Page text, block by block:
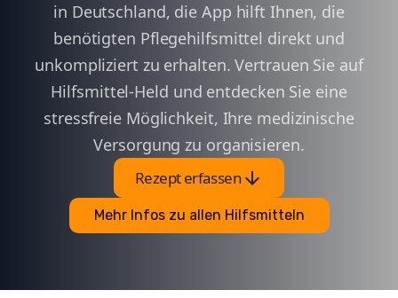
in Deutschland, die App hilft Ihnen, die
benötigten Pflegehilfsmittel direkt und
unkompliziert zu erhalten. Vertrauen Sie auf
Hilfsmittel-Held und entdecken Sie eine
stressfreie Möglichkeit, Ihre medizinische
Versorgung zu organisieren.
Rezept erfassenarrow_downward
Mehr Infos zu allen Hilfsmitteln